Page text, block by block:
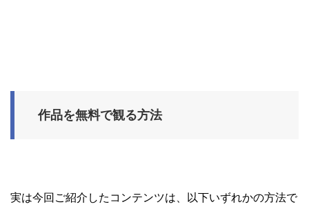
作品を無料で観る方法
実は今回ご紹介したコンテンツは、以下いずれかの方法で